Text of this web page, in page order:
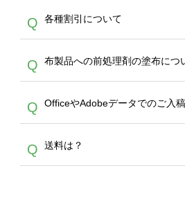
バッグコンシェル
ビスをご利用ください
は、デザインツールを
A
ん。発送後18時以降に
メールでお知らせいた
者にご連絡いただき調
Q 各種割引について
A
カート内で自動的に割
ます。 【付与ポイント
イントとして付与され
ント＝1円としてお使い
トは発送完了の翌日に
からご利用頂けます。
年間です。【会員ラン
文回数により会員ラン
Q 布製品への前処理剤の塗布につ
A
意点（前処理剤）】カ
ワイト、トートバッグ
といって、プリントを
を塗布しており、短納
Q OfficeやAdobeデータでのご入
A
ません。いずれのデー
像
Q 送料は？